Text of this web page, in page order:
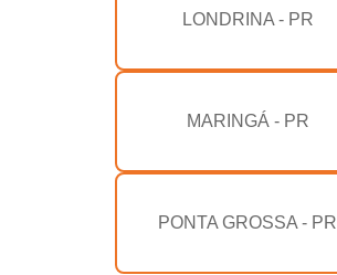
LONDRINA - PR
MARINGÁ - PR
PONTA GROSSA - PR